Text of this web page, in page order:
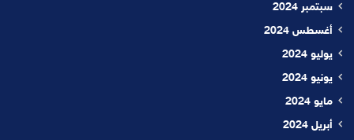
سبتمبر 2024
أغسطس 2024
يوليو 2024
يونيو 2024
مايو 2024
أبريل 2024